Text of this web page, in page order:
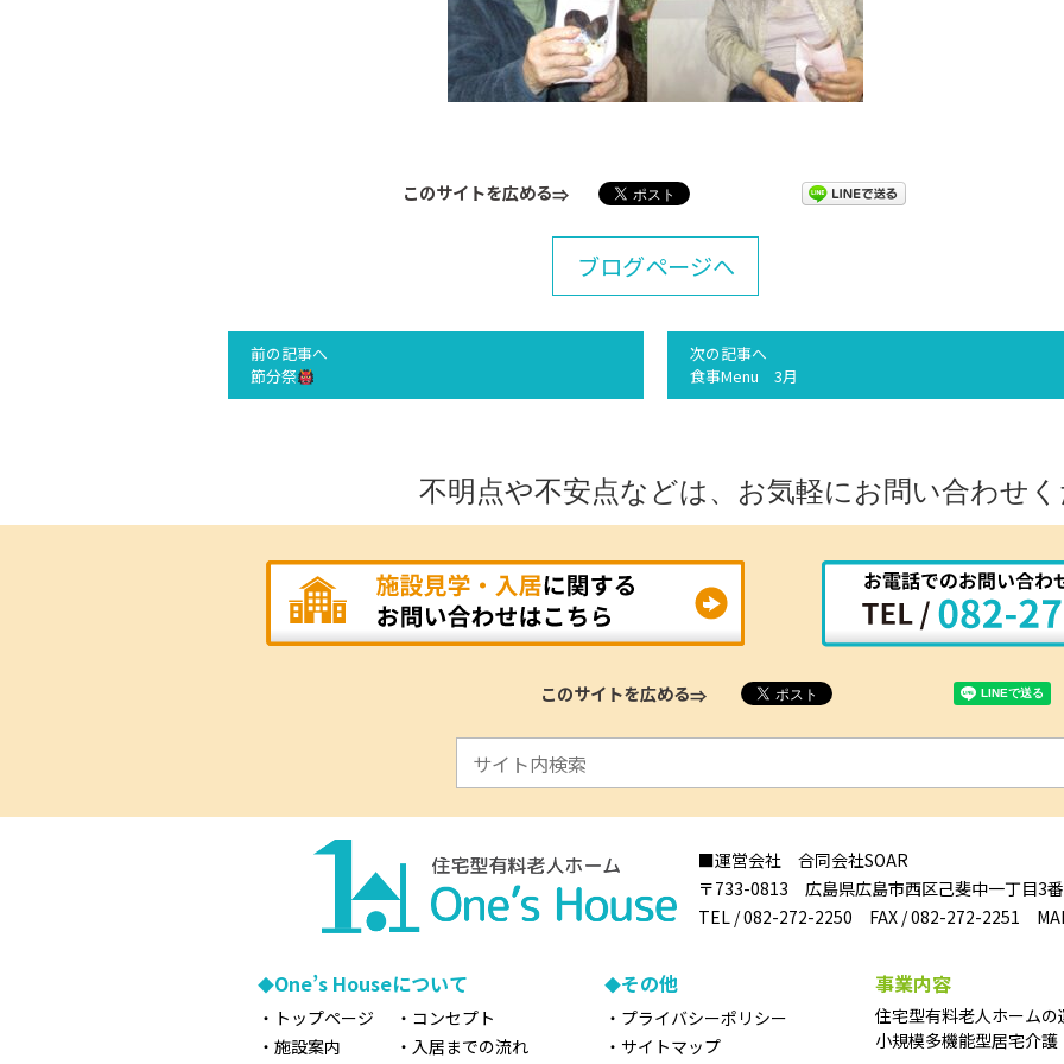
このサイトを広める
ブログページへ
前の記事へ
節分祭
次の記事へ
食事Menu 3月
不明点や不安点などは、 お気軽にお問い合わせ
このサイトを広める
■運営会社 合同会社SOAR
〒733-0813 広島県広島市西区己斐中一丁目3
TEL /082-272-2250 FAX /082-272-2251
One’s Houseについて
トップページ
施設案内
コンセプト
入居までの流れ
その他
プライバシーポリシー
サイトマップ
事業内容
住宅型有料老人ホームの
小規模多機能型居宅介護